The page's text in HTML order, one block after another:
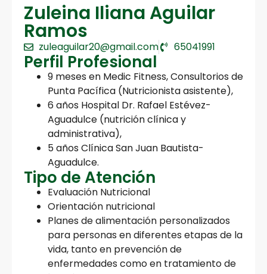
Zuleina Iliana Aguilar
Ramos
zuleaguilar20@gmail.com 65041991
Perfil Profesional
9 meses en Medic Fitness, Consultorios de
Punta Pacífica (Nutricionista asistente),
6 años Hospital Dr. Rafael Estévez-
Aguadulce (nutrición clínica y
administrativa),
5 años Clínica San Juan Bautista-
Aguadulce.
Tipo de Atención
Evaluación Nutricional
Orientación nutricional
Planes de alimentación personalizados
para personas en diferentes etapas de la
vida, tanto en prevención de
enfermedades como en tratamiento de